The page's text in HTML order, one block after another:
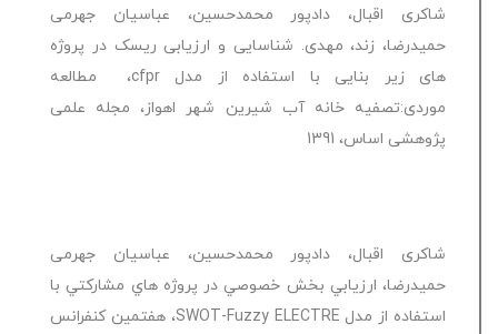
شاکری اقبال، دادپور محمدحسین، عباسیان جهرمی
حمیدرضا، زند، مهدی. شناسایی و ارزیابی ریسک در پروژه
های زیر بنایی با استفاده از مدل cfpr، مطالعه
موردی:تصفیه خانه آب شیرین شهر اهواز، مجله علمی
پژوهشی اساس، 1391
شاکری اقبال، دادپور محمدحسین، عباسیان جهرمی
حمیدرضا، ارزيابي بخش خصوصي در پروژه هاي مشاركتي با
استفاده از مدل SWOT-Fuzzy ELECTRE، هفتمین کنفرانس